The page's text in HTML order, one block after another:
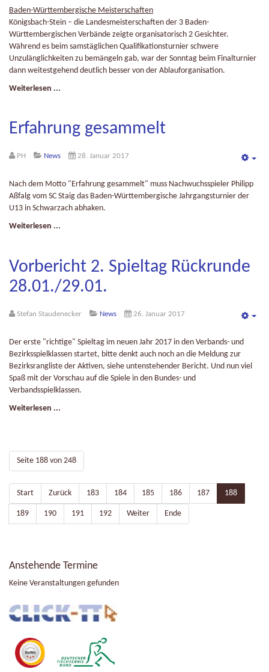
Baden-Württembergische Meisterschaften
Königsbach-Stein – die Landesmeisterschaften der 3 Baden-
Württembergischen Verbände zeigte organisatorisch 2 Gesichter.
Während es beim samstäglichen Qualifikationsturnier schwere
Unzulänglichkeiten zu bemängeln gab, war der Sonntag beim Finalturnier
dann weitestgehend deutlich besser von der Ablauforganisation.
Weiterlesen ...
Erfahrung gesammelt
PH News 28. Januar 2017
Nach dem Motto "Erfahrung gesammelt" muss Nachwuchsspieler Philipp
Aßfalg vom SC Staig das Baden-Württembergische Jahrgangsturnier der
U13 in Schwarzach abhaken.
Weiterlesen ...
Vorbericht 2. Spieltag Rückrunde
28.01./29.01.
Stefan Staudenecker News 26. Januar 2017
Der erste "richtige" Spieltag im neuen Jahr 2017 in den Verbands- und
Bezirksspielklassen startet, bitte denkt auch noch an die Meldung zur
Bezirksrangliste der Aktiven, siehe untenstehender Bericht. Und nun viel
Spaß mit der Vorschau auf die Spiele in den Bundes- und
Verbandsspielklassen.
Weiterlesen ...
Seite 188 von 248
Start Zurück 183 184 185 186 187 188
189 190 191 192 Weiter Ende
Anstehende Termine
Keine Veranstaltungen gefunden